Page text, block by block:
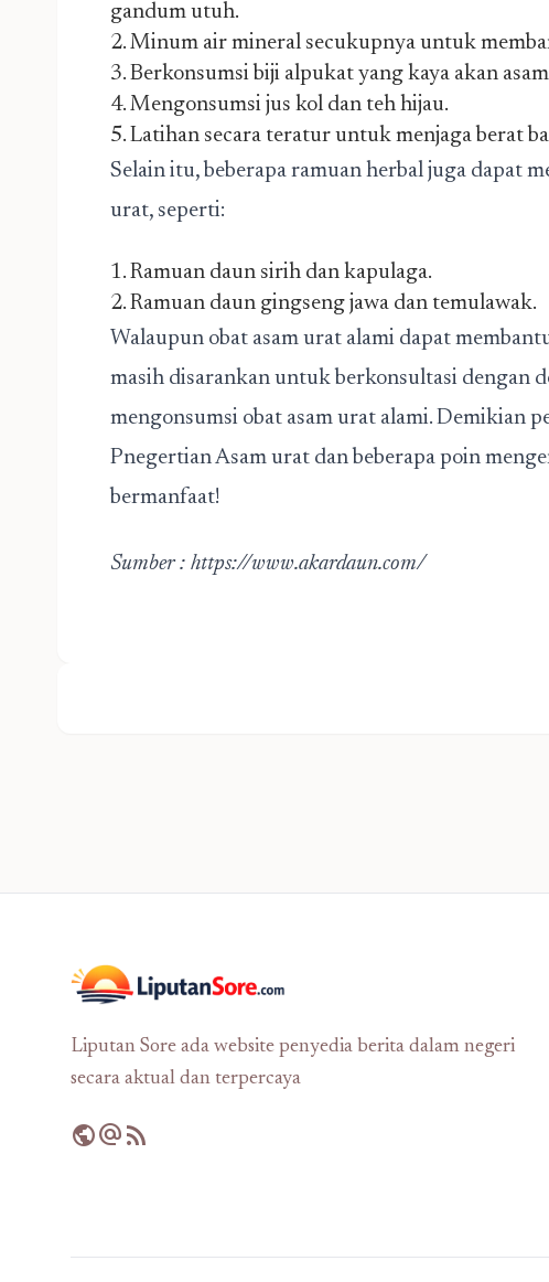
gandum utuh.
2. Minum air mineral secukupnya untuk
3. Berkonsumsi biji alpukat yang kaya akan
4. Mengonsumsi jus kol dan teh hijau.
5. Latihan secara teratur untuk menjaga berat
Selain itu, beberapa ramuan herbal juga dapat
urat, seperti:
1. Ramuan daun sirih dan kapulaga.
2. Ramuan daun gingseng jawa dan temulawak.
Walaupun obat asam urat alami dapat
masih disarankan untuk berkonsultasi dengan
mengonsumsi obat asam urat alami. Demikian
Pnegertian Asam urat dan beberapa poin
bermanfaat!
Sumber : https://www.akardaun.com/
Liputan Sore ada website penyedia berita dalam negeri
secara aktual dan terpercaya
publicalternate_emailrss_feed